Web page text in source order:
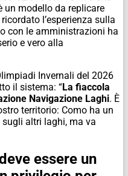
un modello da replicare
l’esperienza sulla
con le amministrazioni ha
e vero alla
Invernali del 2026
il sistema: “La fiaccola
Navigazione Laghi. È
territorio: Como ha un
altri laghi, ma va
essere un